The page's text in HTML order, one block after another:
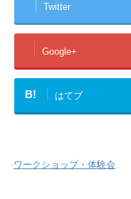
Twitter
Google+
B! はてブ
-ワークショップ・体験会